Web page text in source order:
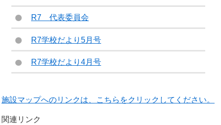
R7 代表委員会
R7学校だより5月号
R7学校だより4月号
施設マップへのリンクは、こちらをクリックしてください。
関連リンク